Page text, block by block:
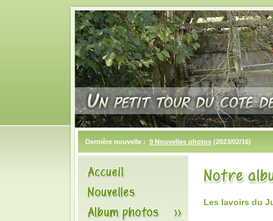
Dernière nouvelle : 9 Nouvelles photos (2023/02/16)
Les lavoirs du